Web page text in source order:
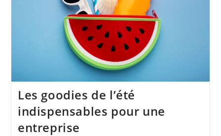
Les goodies de l’été
indispensables pour une
entreprise